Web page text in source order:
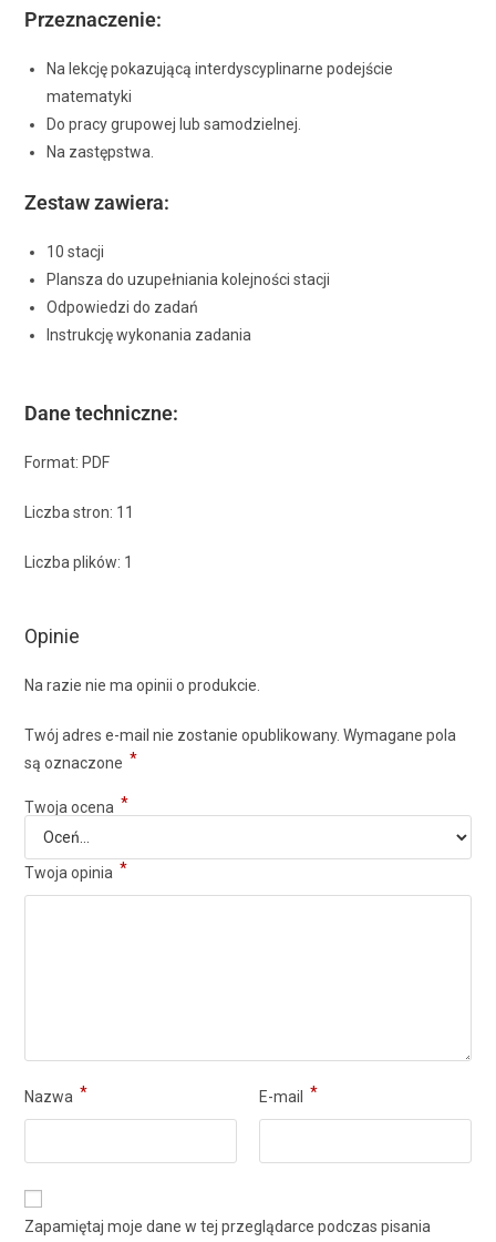
Przeznaczenie:
Na lekcję pokazującą interdyscyplinarne podejście
matematyki
Do pracy grupowej lub samodzielnej.
Na zastępstwa.
Zestaw zawiera:
10 stacji
Plansza do uzupełniania kolejności stacji
Odpowiedzi do zadań
Instrukcję wykonania zadania
Dane techniczne:
Format: PDF
Liczba stron: 11
Liczba plików: 1
Opinie
Na razie nie ma opinii o produkcie.
Twój adres e-mail nie zostanie opublikowany. Wymagane pola
są oznaczone *
Twoja ocena *
Twoja opinia *
Nazwa * E-mail *
Zapamiętaj moje dane w tej przeglądarce podczas pisania